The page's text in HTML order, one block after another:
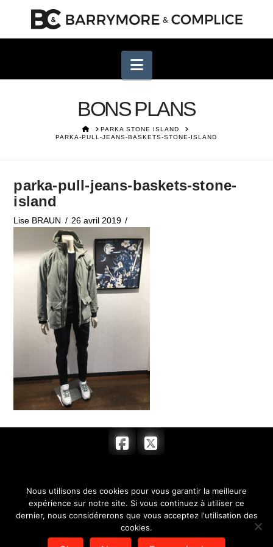
Navigation
BONS PLANS
HOMEPARKA STONE ISLAND
PARKA-PULL-JEANS-BASKETS-STONE-ISLAND
parka-pull-jeans-baskets-stone-
island
Lise BRAUN 26 avril 2019
ACCUEIL FEMME
HOMME
ACCESSOIRES
BOUTIQUE
HORAIRES
CONTACT
Nous utilisons des cookies pour vous garantir la meilleure
expérience sur notre site. Si vous continuez à utiliser ce
dernier, nous considérerons que vous acceptez l'utilisation des
cookies.